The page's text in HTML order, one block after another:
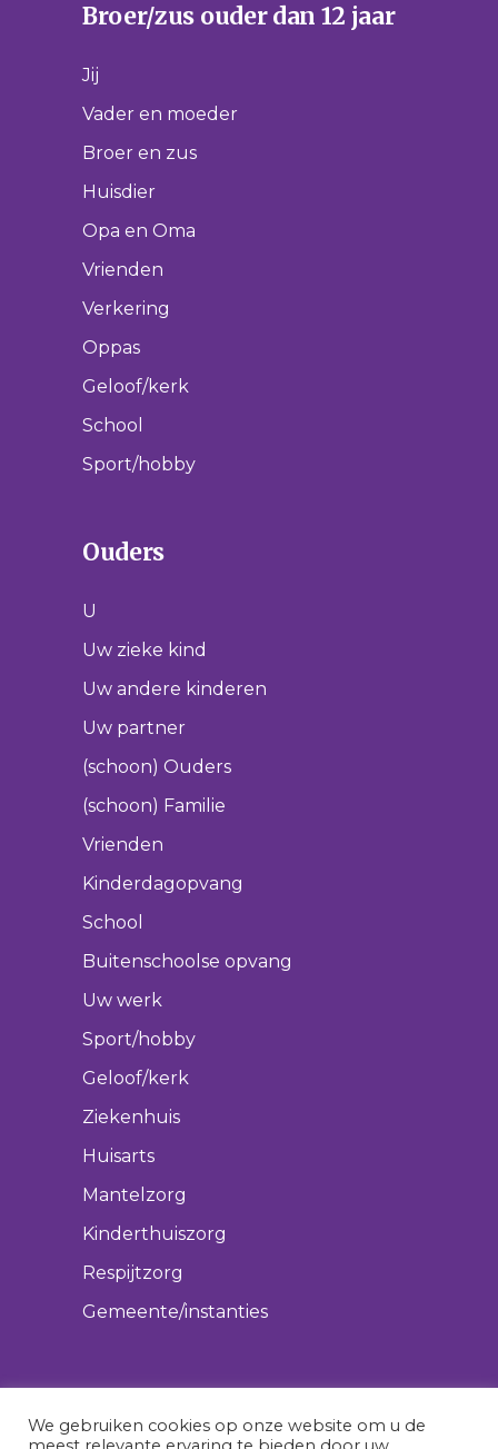
Broer/zus ouder dan 12 jaar
Jij
Vader en moeder
Broer en zus
Huisdier
Opa en Oma
Vrienden
Verkering
Oppas
Geloof/kerk
School
Sport/hobby
Ouders
U
Uw zieke kind
Uw andere kinderen
Uw partner
(schoon) Ouders
(schoon) Familie
Vrienden
Kinderdagopvang
School
Buitenschoolse opvang
Uw werk
Sport/hobby
Geloof/kerk
Ziekenhuis
Huisarts
Mantelzorg
Kinderthuiszorg
Respijtzorg
Gemeente/instanties
We gebruiken cookies op onze website om u de